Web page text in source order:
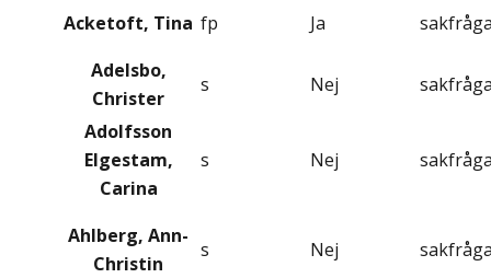
Acketoft, Tina fp Ja
Adelsbo,
Christer
s Nej
Adolfsson
Elgestam,
Carina
s Nej
Ahlberg, Ann-
Christin
s Nej